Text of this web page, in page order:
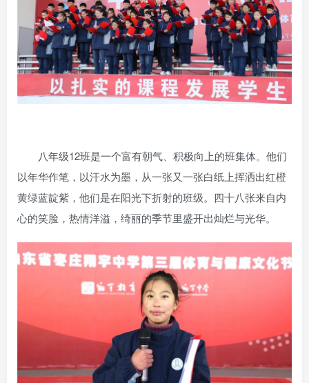
八年级12班是一个富有朝气、积极向上的班集体。他们
以年华作笔，以汗水为墨，从一张又一张白纸上挥洒出红橙
黄绿蓝靛紫，他们是在阳光下折射的班级。四十八张来自内
心的笑脸，热情洋溢，绮丽的季节里盛开出灿烂与光华。
登录
社交账号登录
QQ登录 微信登录
使用社交账号登录即表示同意用户协议